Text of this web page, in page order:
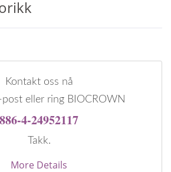
Kontakt oss nå
post eller ring BIOCROWN
886-4-24952117
Takk.
More Details